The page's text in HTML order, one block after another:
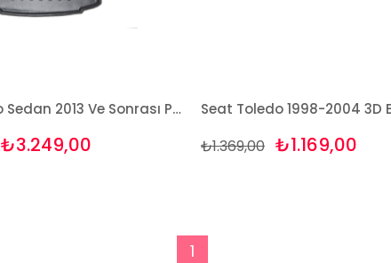
Seat Toledo Sedan 2013 Ve Sonrası Paspas Ve Bagaj Havuzu Seti
₺3.249,00 ₺1.169,00
₺1.369,00
1